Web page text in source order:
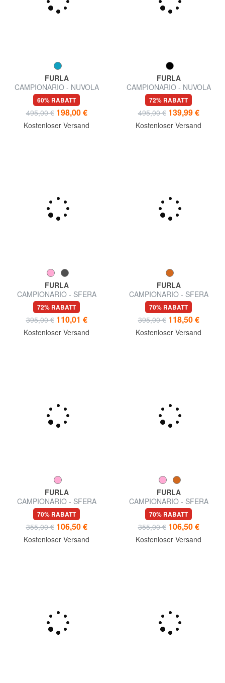
FURLA
CAMPIONARIO - NUVOLA
Umhängetasche
60% RABATT
495,00 € 198,00 €
Kostenloser Versand
FURLA
CAMPIONARIO - NUVOLA
halbstarre Ledertasche
72% RABATT
495,00 € 139,99 €
Kostenloser Versand
FURLA
CAMPIONARIO - SFERA
SOFT Schultertasche, Leder,
Hergestellt in Italien
72% RABATT
395,00 € 110,01 €
Kostenloser Versand
FURLA
CAMPIONARIO - SFERA
SOFT L Schultertasche, Leder
70% RABATT
395,00 € 118,50 €
Kostenloser Versand
FURLA
CAMPIONARIO - SFERA
SOFT M Umhängetasche
70% RABATT
355,00 € 106,50 €
Kostenloser Versand
FURLA
CAMPIONARIO - SFERA
SOFT Umhängetasche
70% RABATT
355,00 € 106,50 €
Kostenloser Versand